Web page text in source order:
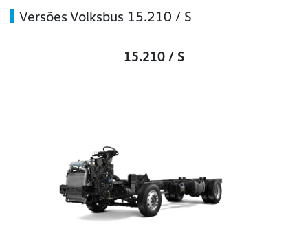
Versões Volksbus 15.210 / S
15.210 / S